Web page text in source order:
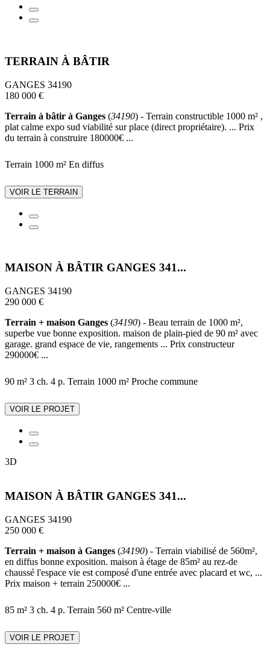
TERRAIN À BÂTIR
GANGES 34190
180 000 €
Terrain à bâtir à Ganges (34190) - Terrain constructible 1000 m² ,
plat calme expo sud viabilité sur place (direct propriétaire). ... Prix
du terrain à construire 180000€ ...
Terrain 1000 m² En diffus
VOIR LE TERRAIN
MAISON À BÂTIR GANGES 341...
GANGES 34190
290 000 €
Terrain + maison Ganges (34190) - Beau terrain de 1000 m²,
superbe vue bonne exposition. maison de plain-pied de 90 m² avec
garage. grand espace de vie, rangements ... Prix constructeur
290000€ ...
90 m² 3 ch. 4 p. Terrain 1000 m² Proche commune
VOIR LE PROJET
3D
MAISON À BÂTIR GANGES 341...
GANGES 34190
250 000 €
Terrain + maison à Ganges (34190) - Terrain viabilisé de 560m²,
en diffus bonne exposition. maison à étage de 85m² au rez-de
chaussé l'espace vie est composé d'une entrée avec placard et wc, ...
Prix maison + terrain 250000€ ...
85 m² 3 ch. 4 p. Terrain 560 m² Centre-ville
VOIR LE PROJET